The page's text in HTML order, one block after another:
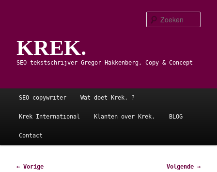
primaire
inhoudKREK.
SEO tekstschrijver Gregor Hakkenberg, Copy & Concept
Hoofdmenu
SEO copywriter Wat doet Krek. ?
Krek International Klanten over Krek. BLOG
Contact
Afbeeldingsnavigatie
← Vorige Volgende →